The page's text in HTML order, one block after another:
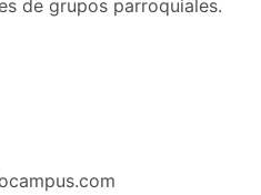
de grupos parroquiales.